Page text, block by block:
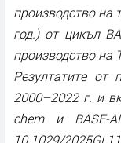
производство на
год.) от цикъл
производство на
Резултатите от
2000–2022 г. и
chem и BASE-
10.1029/